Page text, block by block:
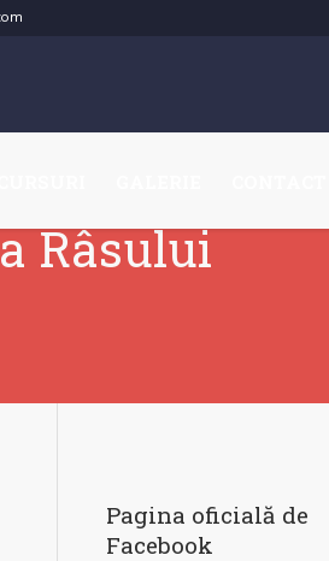
Râsului
Pagina oficială de
Facebook